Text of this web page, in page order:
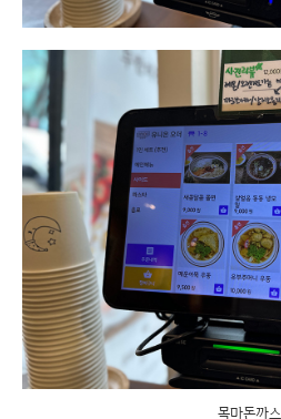
목마돈까스